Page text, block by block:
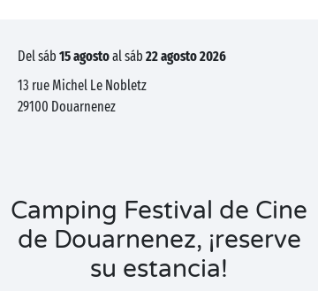
del sáb 15 agostoal sáb 22 agosto 2026
13 rue Michel Le Nobletz
29100 Douarnenez
Camping Festival de Cine
de Douarnenez, ¡reserve
su estancia!